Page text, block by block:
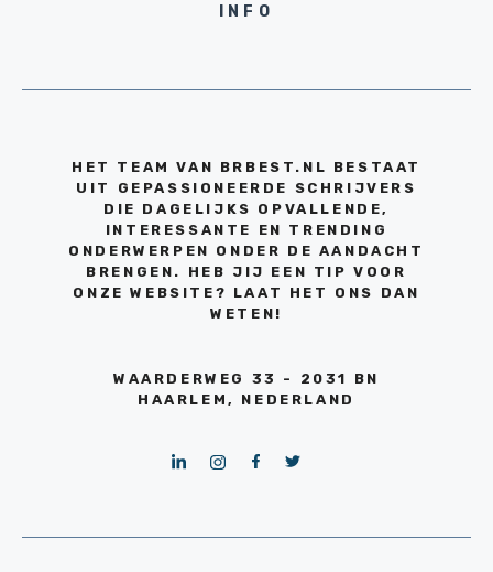
INFO
HET TEAM VAN BRBEST.NL BESTAAT
UIT GEPASSIONEERDE SCHRIJVERS
DIE DAGELIJKS OPVALLENDE,
INTERESSANTE EN TRENDING
ONDERWERPEN ONDER DE AANDACHT
BRENGEN. HEB JIJ EEN TIP VOOR
ONZE WEBSITE? LAAT HET ONS DAN
WETEN!
WAARDERWEG 33 - 2031 BN
HAARLEM, NEDERLAND